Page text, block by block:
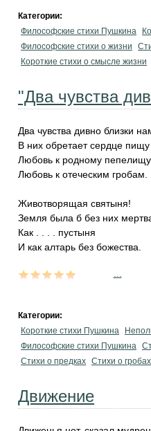
Категории:
Философские стихи Пушкина
Философские стихи о жизни
Короткие стихи о смысле жизни
"Два чувства
Два чувства дивно близки
В них обретает сердце пищу
Любовь к родному пепелищу,
Любовь к отеческим гробам.
Животворящая святыня!
Земля была б без них
Как . . . . пустыня
И как алтарь без божества.
Категории:
Короткие стихи Пушкина
Философские стихи Пушкина
Стихи о предках Стихи о гробах
Движение